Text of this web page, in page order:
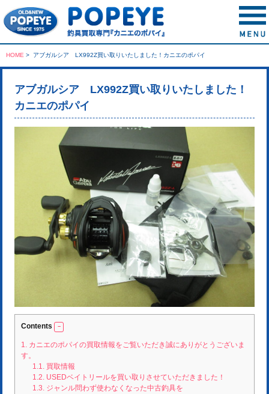
HOME > アブガルシア LX992Z買い取りいたしました！カニエのポパイ
アブガルシア LX992Z買い取りいたしました！
カニエのポパイ
Contents
1. カニエのポパイの買取情報をご覧いただき誠にありがとうございま
す。
1.1.買取情報
1.2.USEDベイトリールを買い取りさせていただきました！
1.3.ジャンル問わず使わなくなった中古釣具を